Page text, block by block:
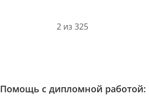
2 из 325
Помощь с дипломной работой: